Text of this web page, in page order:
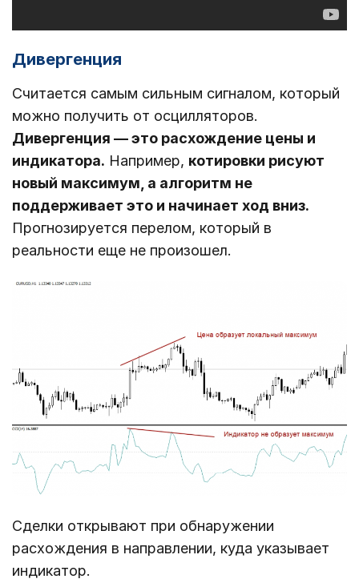
Дивергенция
Считается самым сильным сигналом, который
можно получить от осцилляторов.
Дивергенция ― это расхождение цены и
индикатора. Например, котировки рисуют
новый максимум, а алгоритм не
поддерживает это и начинает ход вниз.
Прогнозируется перелом, который в
реальности еще не произошел.
Сделки открывают при обнаружении
расхождения в направлении, куда указывает
индикатор.